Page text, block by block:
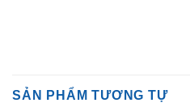
SẢN PHẨM TƯƠNG TỰ